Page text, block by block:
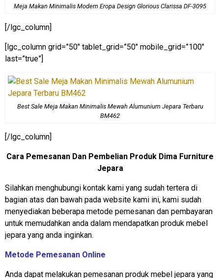
Meja Makan Minimalis Modern Eropa Design Glorious Clarissa DF-3095
[/lgc_column]
[lgc_column grid=”50″ tablet_grid=”50″ mobile_grid=”100″
last=”true”]
Best Sale Meja Makan Minimalis Mewah Alumunium Jepara Terbaru
BM462
[/lgc_column]
Cara Pemesanan Dan Pembelian Produk Dima Furniture
Jepara
Silahkan menghubungi kontak kami yang sudah tertera di
bagian atas dan bawah pada website kami ini, kami sudah
menyediakan beberapa metode pemesanan dan pembayaran
untuk memudahkan anda dalam mendapatkan produk mebel
jepara yang anda inginkan.
Metode Pemesanan Online
Anda dapat melakukan pemesanan produk mebel jepara yang